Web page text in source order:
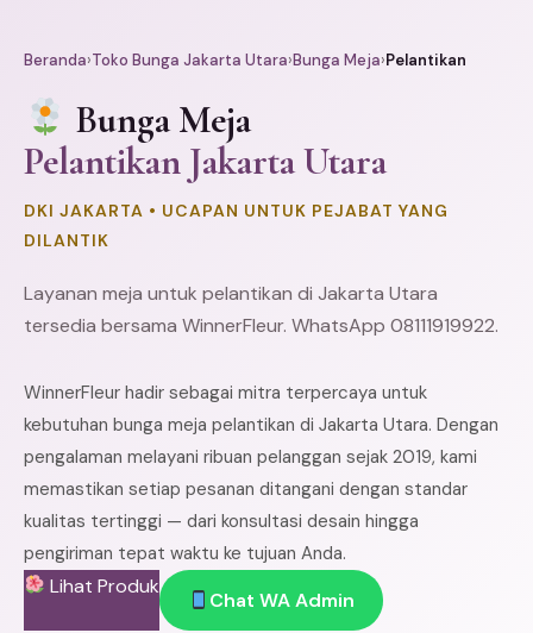
Beranda›Toko Bunga Jakarta Utara›Bunga Meja›Pelantikan
Bunga Meja
Pelantikan Jakarta Utara
DKI JAKARTA • UCAPAN UNTUK PEJABAT YANG
DILANTIK
Layanan meja untuk pelantikan di Jakarta Utara
tersedia bersama WinnerFleur. WhatsApp 08111919922.
WinnerFleur hadir sebagai mitra terpercaya untuk
kebutuhan bunga meja pelantikan di Jakarta Utara. Dengan
pengalaman melayani ribuan pelanggan sejak 2019, kami
memastikan setiap pesanan ditangani dengan standar
kualitas tertinggi — dari konsultasi desain hingga
pengiriman tepat waktu ke tujuan Anda.
Lihat Produk
Chat WA Admin